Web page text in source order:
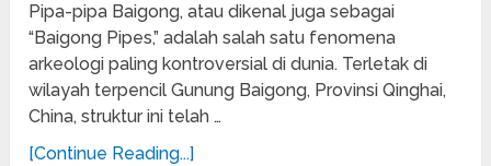
Pipa-pipa Baigong, atau dikenal juga sebagai
“Baigong Pipes,” adalah salah satu fenomena
arkeologi paling kontroversial di dunia. Terletak di
wilayah terpencil Gunung Baigong, Provinsi Qinghai,
China, struktur ini telah …
[Continue Reading...]